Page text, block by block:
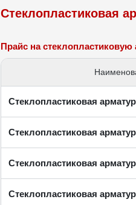
Стеклопластиковая
Прайс на
Стеклопластиковая
Стеклопластиковая
Стеклопластиковая
Стеклопластиковая